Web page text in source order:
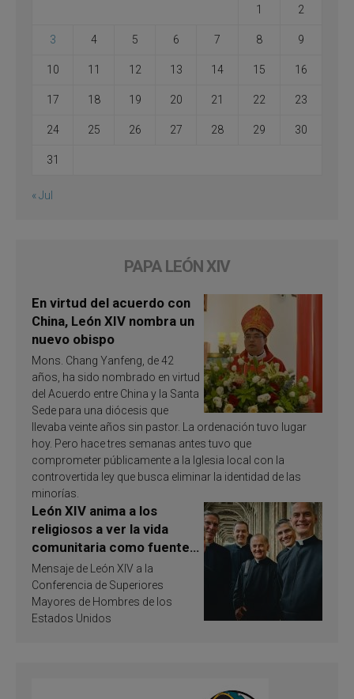
1 2
3 4 5 6 7 8 9
10 11 12 13 14 15 16
17 18 19 20 21 22 23
24 25 26 27 28 29 30
31
« Jul
PAPA LEÓN XIV
En virtud del acuerdo con
China, León XIV nombra un
nuevo obispo
Mons. Chang Yanfeng, de 42
años, ha sido nombrado en virtud
del Acuerdo entre China y la Santa
Sede para una diócesis que
llevaba veinte años sin pastor. La ordenación tuvo lugar
hoy. Pero hace tres semanas antes tuvo que
comprometer públicamente a la Iglesia local con la
controvertida ley que busca eliminar la identidad de las
minorías.
León XIV anima a los
religiosos a ver la vida
comunitaria como fuente
de inspiración y
santificación
Mensaje de León XIV a la
Conferencia de Superiores
Mayores de Hombres de los
Estados Unidos